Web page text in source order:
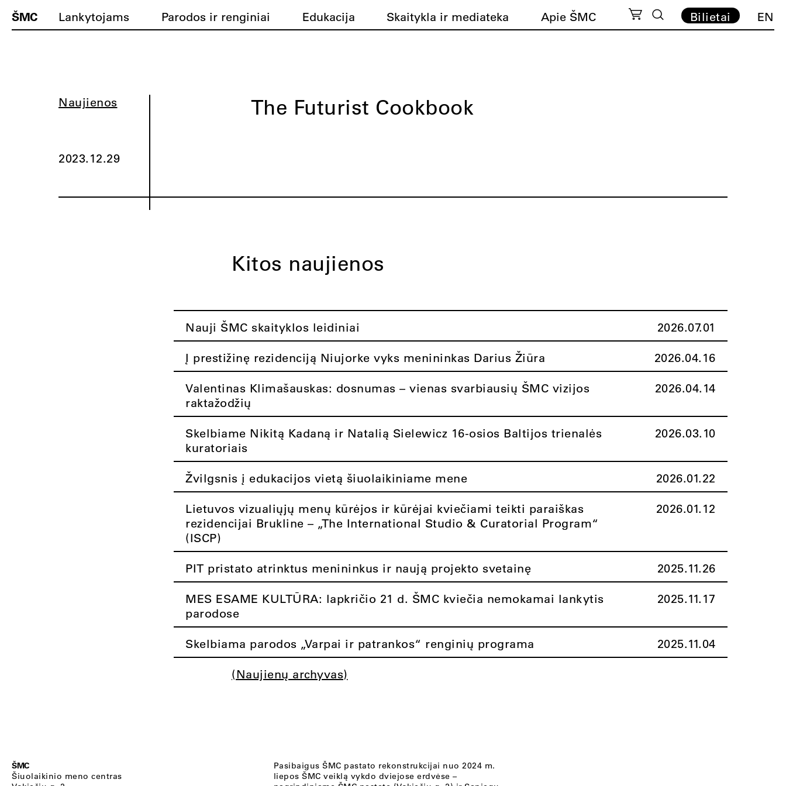
ŠMC Lankytojams Parodos ir renginiai Edukacija Skaitykla ir mediateka Apie ŠMC Bilietai EN
Naujienos
2023.12.29
The Futurist Cookbook
Kitos naujienos
Nauji ŠMC skaityklos leidiniai 2026.07.01
Į prestižinę rezidenciją Niujorke vyks menininkas Darius Žiūra 2026.04.16
Valentinas Klimašauskas: dosnumas – vienas svarbiausių ŠMC vizijos
raktažodžių
2026.04.14
Skelbiame Nikitą Kadaną ir Natalią Sielewicz 16-osios Baltijos trienalės
kuratoriais
2026.03.10
Žvilgsnis į edukacijos vietą šiuolaikiniame mene 2026.01.22
Lietuvos vizualiųjų menų kūrėjos ir kūrėjai kviečiami teikti paraiškas
rezidencijai Brukline – „The International Studio & Curatorial Program“
(ISCP)
2026.01.12
PIT pristato atrinktus menininkus ir naują projekto svetainę 2025.11.26
MES ESAME KULTŪRA: lapkričio 21 d. ŠMC kviečia nemokamai lankytis
parodose
2025.11.17
Skelbiama parodos „Varpai ir patrankos“ renginių programa 2025.11.04
(Naujienų archyvas)
ŠMC
Šiuolaikinio meno centras
Pasibaigus ŠMC pastato rekonstrukcijai nuo 2024 m.
liepos ŠMC veiklą vykdo dviejose erdvėse –